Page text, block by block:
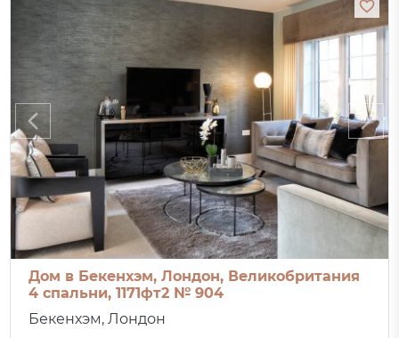
Дом в Бекенхэм, Лондон, Великобритания
4 спальни, 1171фт2 № 904
Бекенхэм, Лондон